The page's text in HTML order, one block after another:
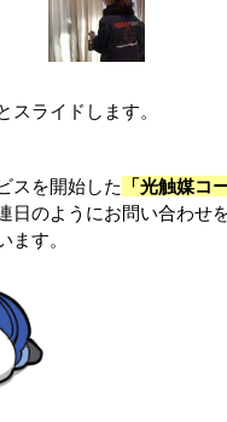
ライドします。
スを開始した
「光触媒コ
日のようにお問い合わせ
ます。